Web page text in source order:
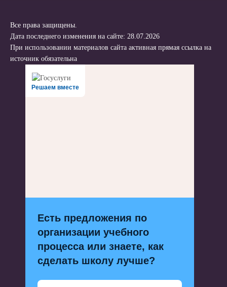
Все права защищены.
Дата последнего изменения на сайте: 28.07.2026
При использовании материалов сайта активная прямая ссылка на
источник обязательна
Решаем вместе
Есть предложения по
организации учебного
процесса или знаете, как
сделать школу лучше?